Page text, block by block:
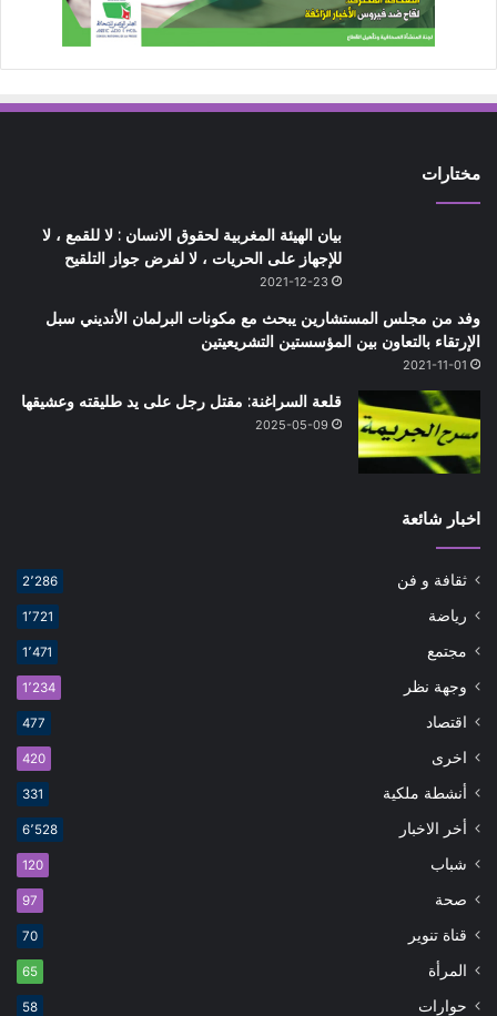
مختارات
بيان الهيئة المغربية لحقوق الانسان : لا للقمع ، لا
للإجهاز على الحريات ، لا لفرض جواز التلقيح
2021-12-23
وفد من مجلس المستشارين يبحث مع مكونات البرلمان الأنديني سبل
الإرتقاء بالتعاون بين المؤسستين التشريعيتين
2021-11-01
قلعة السراغنة: مقتل رجل على يد طليقته وعشيقها
2025-05-09
اخبار شائعة
ثقافة و فن 2٬286
رياضة 1٬721
مجتمع 1٬471
وجهة نظر 1٬234
اقتصاد 477
اخرى 420
أنشطة ملكية 331
أخر الاخبار 6٬528
شباب 120
صحة 97
قناة تنوير 70
المرأة 65
حوارات 58